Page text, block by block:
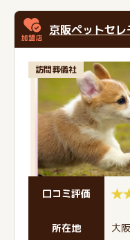
京阪ペットセレ
訪問葬儀社
口コミ評価
所在地 大